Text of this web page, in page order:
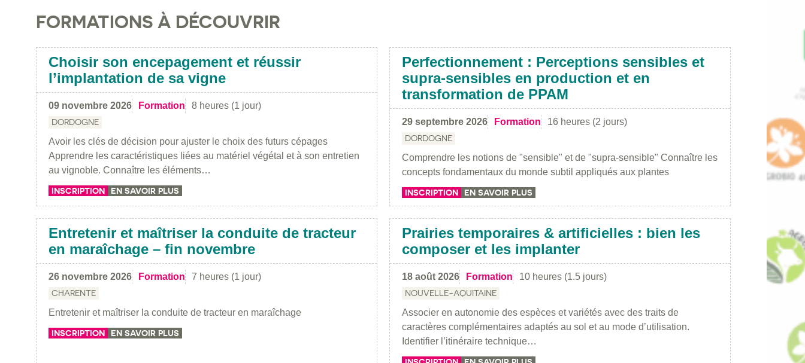
FORMATIONS À DÉCOUVRIR
Choisir son encepagement et réussir
l’implantation de sa vigne
09 novembre 2026 Formation 8 heures (1 jour)
DORDOGNE
Avoir les clés de décision pour ajuster le choix des futurs cépages
Apprendre les caractéristiques liées au matériel végétal et à son entretien
au vignoble. Connaître les éléments…
INSCRIPTION EN SAVOIR PLUS
Perfectionnement : Perceptions sensibles et
supra-sensibles en production et en
transformation de PPAM
29 septembre 2026 Formation 16 heures (2 jours)
DORDOGNE
Comprendre les notions de "sensible" et de "supra-sensible" Connaître les
concepts fondamentaux du monde subtil appliqués aux plantes
INSCRIPTION EN SAVOIR PLUS
Entretenir et maîtriser la conduite de tracteur
en maraîchage – fin novembre
26 novembre 2026 Formation 7 heures (1 jour)
CHARENTE
Entretenir et maîtriser la conduite de tracteur en maraîchage
INSCRIPTION EN SAVOIR PLUS
Prairies temporaires & artificielles : bien les
composer et les implanter
18 août 2026 Formation 10 heures (1.5 jours)
NOUVELLE-AQUITAINE
Associer en autonomie des espèces et variétés avec des traits de
caractères complémentaires adaptés au sol et au mode d’utilisation.
Identifier l’itinéraire technique…